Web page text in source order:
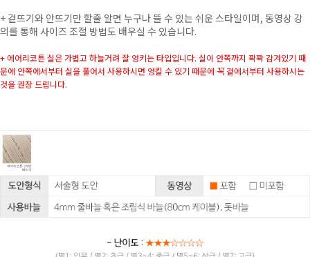
+겉뜨기와 안뜨기만 할줄 알면 누구나 뜰 수 있는 쉬운 스타일이며, 동영상 강
의를 통해 사이즈 조절 방법도 배우실 수 있습니다.
+ 에어리코튼 실은 가볍고 하늘거려 잘 엉키는 타입입니다. 실이 안쪽까지 꽉꽉 감겨있기 때
문에 안쪽에서부터 실을 풀어서 사용하시면 엉킬 수 있기 때문에 꼭 겉에서부터 사용하시는
것을 권장 드립니다.